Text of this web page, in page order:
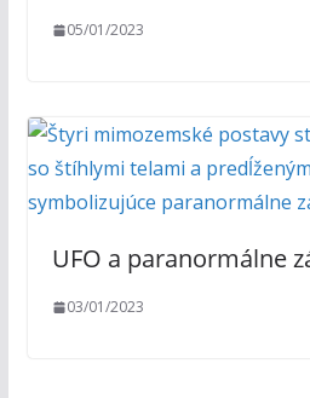
05/01/2023
UFO a paranormálne
03/01/2023